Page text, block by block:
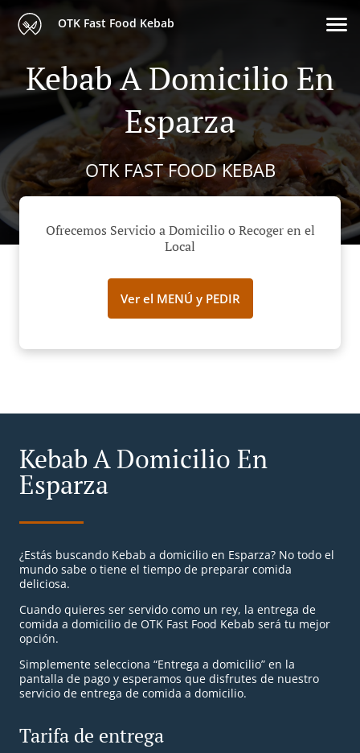
OTK Fast Food Kebab
Kebab A Domicilio En
Esparza
OTK FAST FOOD KEBAB
Ofrecemos Servicio a Domicilio o Recoger en el
Local
Ver el MENÚ y PEDIR
Kebab A Domicilio En
Esparza
¿Estás buscando Kebab a domicilio en Esparza? No todo el
mundo sabe o tiene el tiempo de preparar comida
deliciosa.
Cuando quieres ser servido como un rey, la entrega de
comida a domicilio de OTK Fast Food Kebab será tu mejor
opción.
Simplemente selecciona “Entrega a domicilio” en la
pantalla de pago y esperamos que disfrutes de nuestro
servicio de entrega de comida a domicilio.
Tarifa de entrega